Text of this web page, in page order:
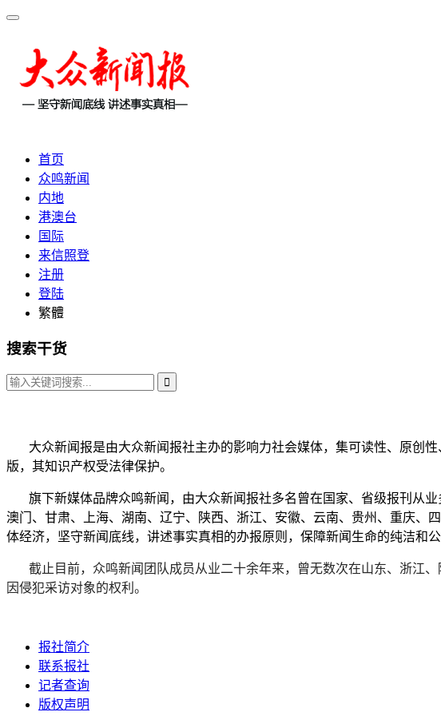
首页
众鸣新闻
内地
港澳台
国际
来信照登
注册
登陆
繁體
搜索干货
大众新闻报是由大众新闻报社主办的影响力社会媒体，集可读性、原创性
版，其知识产权受法律保护。
旗下新媒体品牌众鸣新闻，由大众新闻报社多名曾在国家、省级报刊从业
澳门、甘肃、上海、湖南、辽宁、陕西、浙江、安徽、云南、贵州、重庆、
体经济，坚守新闻底线，讲述事实真相的办报原则，保障新闻生命的纯洁和公
截止目前，众鸣新闻团队成员从业二十余年来，曾无数次在山东、浙江、
因侵犯采访对象的权利。
报社简介
联系报社
记者查询
版权声明